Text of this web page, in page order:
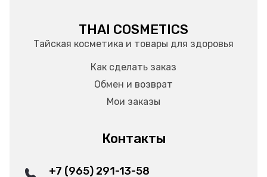
THAI COSMETICS
Тайская косметика и товары для здоровья
Как сделать заказ
Обмен и возврат
Мои заказы
Контакты
+7 (965) 291-13-58